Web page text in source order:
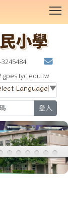
3245484
Language ▼
登入